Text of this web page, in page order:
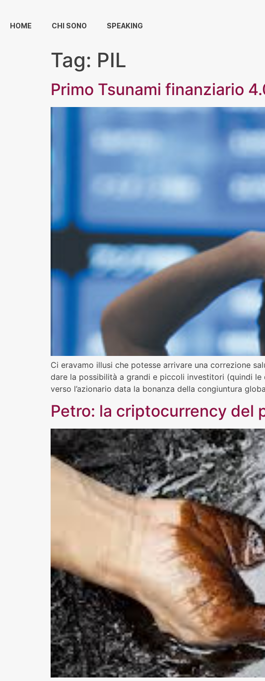
HOME CHI SONO SPEAKING
Tag: PIL
Primo Tsunami finanziario
Ci eravamo illusi che potesse arrivare una correzione
dare la possibilità a grandi e piccoli investitori (quindi
verso l’azionario data la bonanza della congiuntura
Petro: la criptocurrency del